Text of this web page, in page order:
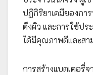
ปฏิกิริยาเคมีของกา
ตึงผิว และการใช้ปร
ได้มีคุณภาพดีและสา
การสร้างแบตเตอรี่